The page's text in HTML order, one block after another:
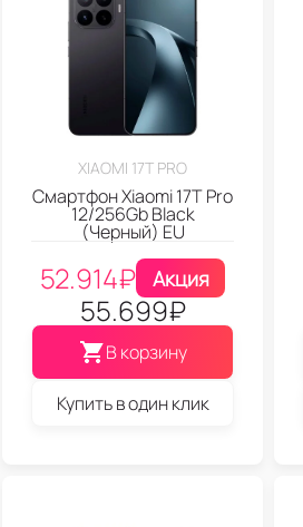
XIAOMI 17T PRO
Смартфон Xiaomi 17T Pro
12/256Gb Black
(Черный) EU
52.914₽ Акция
55.699₽
В корзину
Купить в один клик